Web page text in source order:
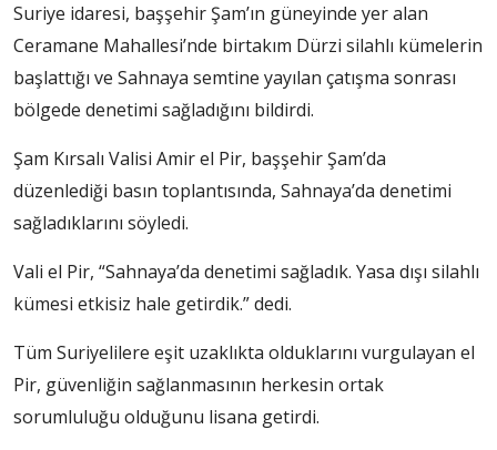
Suriye idaresi, başşehir Şam’ın güneyinde yer alan
Ceramane Mahallesi’nde birtakım Dürzi silahlı kümelerin
başlattığı ve Sahnaya semtine yayılan çatışma sonrası
bölgede denetimi sağladığını bildirdi.
Şam Kırsalı Valisi Amir el Pir, başşehir Şam’da
düzenlediği basın toplantısında, Sahnaya’da denetimi
sağladıklarını söyledi.
Vali el Pir, “Sahnaya’da denetimi sağladık. Yasa dışı silahlı
kümesi etkisiz hale getirdik.” dedi.
Tüm Suriyelilere eşit uzaklıkta olduklarını vurgulayan el
Pir, güvenliğin sağlanmasının herkesin ortak
sorumluluğu olduğunu lisana getirdi.